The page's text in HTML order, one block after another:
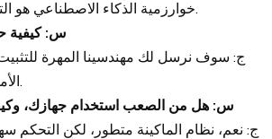
خوارزمية الذكاء الاصطناعي هو التقنية الرئيسية للجهاز.
س: كيفية
ج: سوف نرسل لك مهندسينا المهرة
الأمر حوالي أسبوع واحد.
س: هل من الصعب استخدام جهازك،
ج: نعم، نظام الماكينة متطور، لكن التحكم